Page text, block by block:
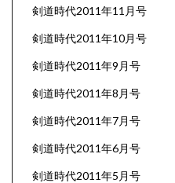
剣道時代2011年11月号
剣道時代2011年10月号
剣道時代2011年9月号
剣道時代2011年8月号
剣道時代2011年7月号
剣道時代2011年6月号
剣道時代2011年5月号